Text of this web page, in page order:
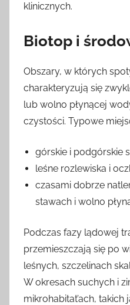
klinicznych.
Biotop i
Obszary, w których
charakteryzują się
lub wolno płynącej
czystości. Typowe
górskie i podgórskie
leśne rozlewiska i
czasami dobrze
stawach i wolno
Podczas fazy lądowej
przemieszczają się po
leśnych, szczelinach
W okresach suchych i
mikrohabitat’ach,